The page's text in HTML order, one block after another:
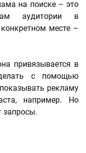
на поиске – это
аудитории в
месте –
привязывается в
с помощью
рекламу
например. Но
запросы.